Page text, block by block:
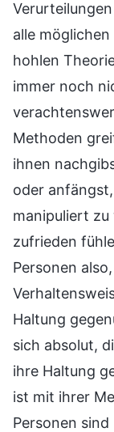
alle
hohlen
immer noch
Methoden
ihnen
oder
manipuliert zu
zufrieden
Personen
Haltung
sich absolut,
ihre Haltung
ist mit ihrer
Personen